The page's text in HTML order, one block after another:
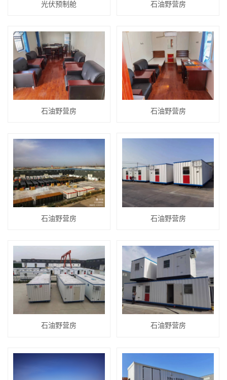
光伏预制舱 石油野营房
石油野营房 石油野营房
石油野营房 石油野营房
石油野营房 石油野营房